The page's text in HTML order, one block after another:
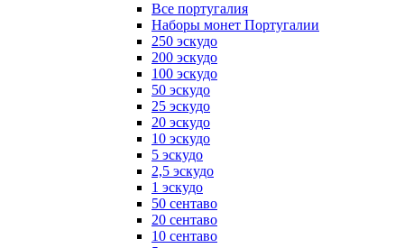
Все португалия
Наборы монет Португалии
250 эскудо
200 эскудо
100 эскудо
50 эскудо
25 эскудо
20 эскудо
10 эскудо
5 эскудо
2,5 эскудо
1 эскудо
50 сентаво
20 сентаво
10 сентаво